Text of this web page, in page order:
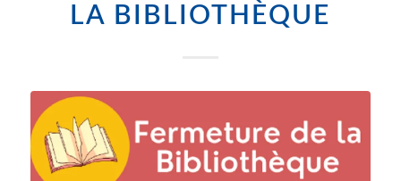
LA BIBLIOTHÈQUE